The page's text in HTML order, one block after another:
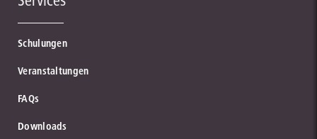
Schulungen
Veranstaltungen
FAQs
Downloads